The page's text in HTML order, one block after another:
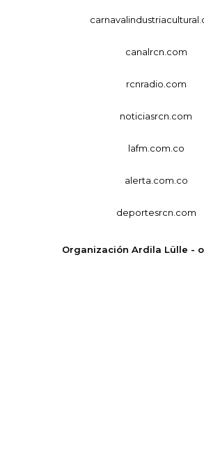
canalrcn.com
rcnradio.com
noticiasrcn.com
lafm.com.co
alerta.com.co
deportesrcn.com
Organización Ardila Lülle -